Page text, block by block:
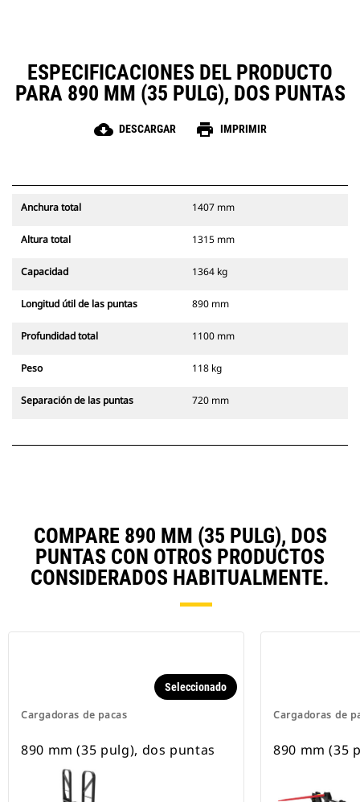
ESPECIFICACIONES DEL PRODUCTO
PARA 890 MM (35 PULG), DOS PUNTAS
cloud_download DESCARGAR print IMPRIMIR
Anchura total 1407 mm
Altura total 1315 mm
Capacidad 1364 kg
Longitud útil de las puntas 890 mm
Profundidad total 1100 mm
Peso 118 kg
Separación de las puntas 720 mm
COMPARE 890 MM (35 PULG), DOS
PUNTAS CON OTROS PRODUCTOS
CONSIDERADOS HABITUALMENTE.
Cargadoras de pacas
Seleccionado
890 mm (35 pulg), dos puntas
Cargadoras de
890 mm (35